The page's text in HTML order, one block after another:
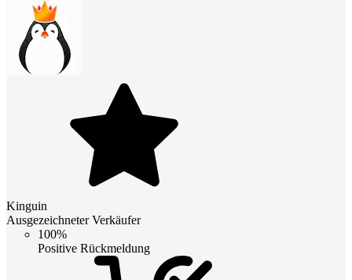
Kinguin
Ausgezeichneter Verkäufer
100%
Positive Rückmeldung